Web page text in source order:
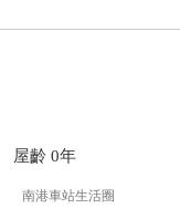
屋齡 0年
南港車站生活圈